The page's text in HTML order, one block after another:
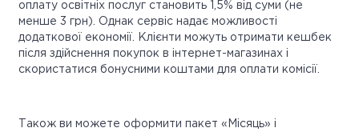
оплату освітніх послуг становить 1,5% від суми (не
менше 3 грн). Однак сервіс надає можливості
додаткової економії. Клієнти можуть отримати кешбек
після здійснення покупок в інтернет-магазинах і
скористатися бонусними коштами для оплати комісії.
Також ви можете оформити пакет «Місяць» і